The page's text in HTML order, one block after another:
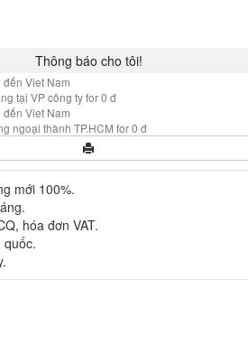
Thông báo cho tôi!
Viet Nam
tại VP công ty for 0 đ
Viet Nam
ngoại thành TP.HCM for 0 đ
mới 100%.
hóa đơn VAT.